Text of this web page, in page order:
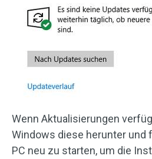
Wenn Aktualisierungen
Windows diese herunter und
PC neu zu starten, um die